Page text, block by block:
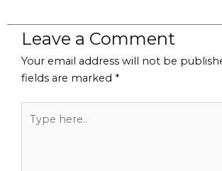
Leave a Comment
Your email address will not be
fields are marked *
here..